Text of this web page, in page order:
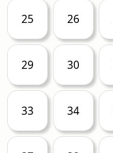
25 26
29 30
33 34